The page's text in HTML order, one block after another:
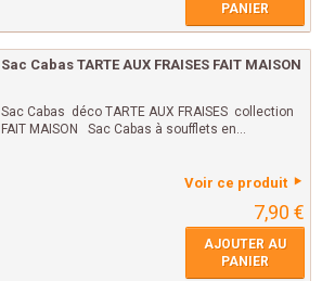
PANIER
Sac Cabas TARTE AUX FRAISES FAIT MAISON
Sac Cabas déco TARTE AUX FRAISES collection
FAIT MAISON Sac Cabas à soufflets en...
Voir ce produit
7,90 €
AJOUTER AU
PANIER